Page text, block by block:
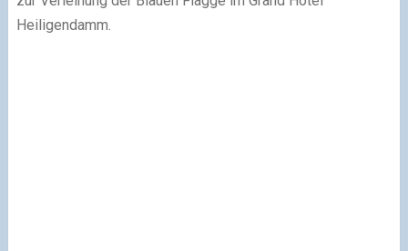
Heiligendamm.